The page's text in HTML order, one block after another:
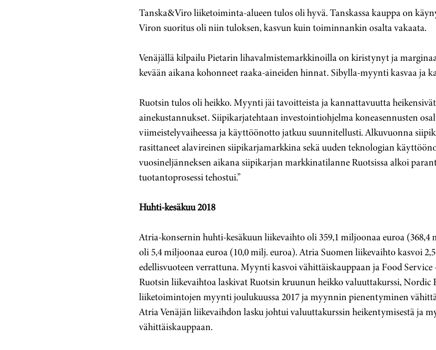
Tanska&Viro liiketoiminta-alueen tulos oli hyvä. Tanskassa kauppa on
Viron suoritus oli niin tuloksen, kasvun kuin toiminnankin osalta vakaata.
Venäjällä kilpailu Pietarin lihavalmistemarkkinoilla on kiristynyt ja
kevään aikana kohonneet raaka-aineiden hinnat. Sibylla-myynti kasvaa ja
Ruotsin tulos oli heikko. Myynti jäi tavoitteista ja kannattavuutta
ainekustannukset. Siipikarjatehtaan investointiohjelma koneasennusten
viimeistelyvaiheessa ja käyttöönotto jatkuu suunnitellusti. Alkuvuonna
rasittaneet alavireinen siipikarjamarkkina sekä uuden teknologian
vuosineljänneksen aikana siipikarjan markkinatilanne Ruotsissa alkoi
tuotantoprosessi tehostui.”
Huhti-kesäkuu 2018
Atria-konsernin huhti-kesäkuun liikevaihto oli 359,1 miljoonaa euroa
oli 5,4 miljoonaa euroa (10,0 milj. euroa). Atria Suomen liikevaihto kasvoi
edellisvuoteen verrattuna. Myynti kasvoi vähittäiskauppaan ja Food
Ruotsin liikevaihtoa laskivat Ruotsin kruunun heikko valuuttakurssi, Nordic
liiketoimintojen myynti joulukuussa 2017 ja myynnin pienentyminen
Atria Venäjän liikevaihdon lasku johtui valuuttakurssin heikentymisestä ja
vähittäiskauppaan.